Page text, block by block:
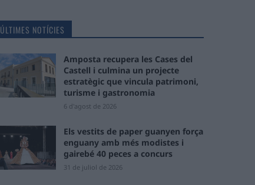
ÚLTIMES NOTÍCIES
Amposta recupera les Cases del
Castell i culmina un projecte
estratègic que vincula patrimoni,
turisme i gastronomia
6 d'agost de 2026
Els vestits de paper guanyen força
enguany amb més modistes i
gairebé 40 peces a concurs
31 de juliol de 2026